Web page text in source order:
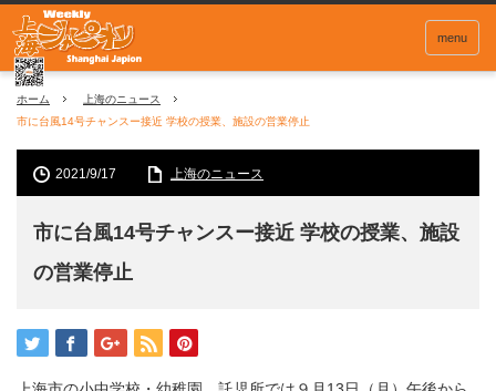
menu
ホーム
上海のニュース
市に台風14号チャンスー接近 学校の授業、施設の営業停止
2021/9/17 上海のニュース
市に台風14号チャンスー接近 学校の授業、施設
の営業停止